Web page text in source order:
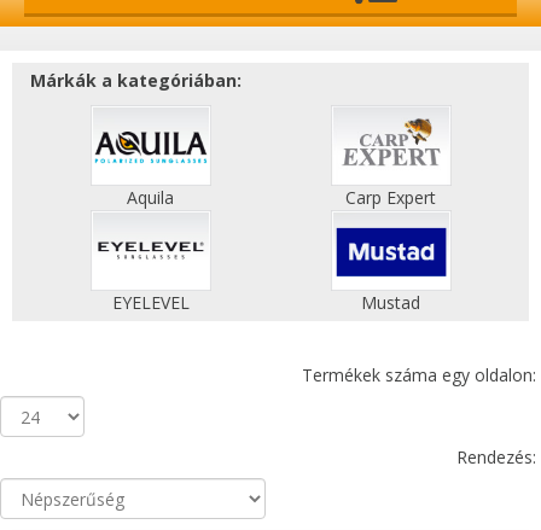
Márkák a kategóriában:
Aquila Carp Expert
EYELEVEL Mustad
Termékek száma egy oldalon:
Rendezés: